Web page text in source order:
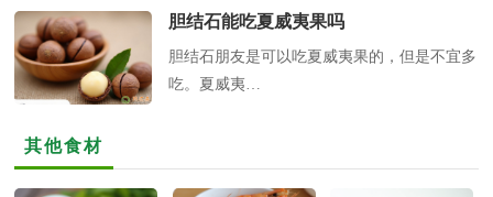
胆结石能吃夏威夷果吗
胆结石朋友是可以吃夏威夷果的，但是不宜多
吃。夏威夷…
其他食材